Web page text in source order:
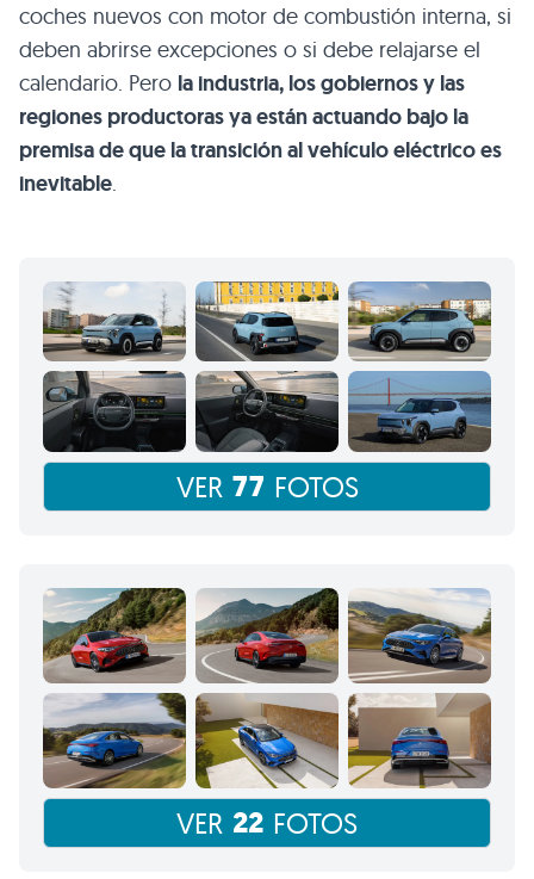
coches nuevos con motor de combustión interna, si
deben abrirse excepciones o si debe relajarse el
calendario. Pero la industria, los gobiernos y las
regiones productoras ya están actuando bajo la
premisa de que la transición al vehículo eléctrico es
inevitable.
VER 77 FOTOS
VER 22 FOTOS